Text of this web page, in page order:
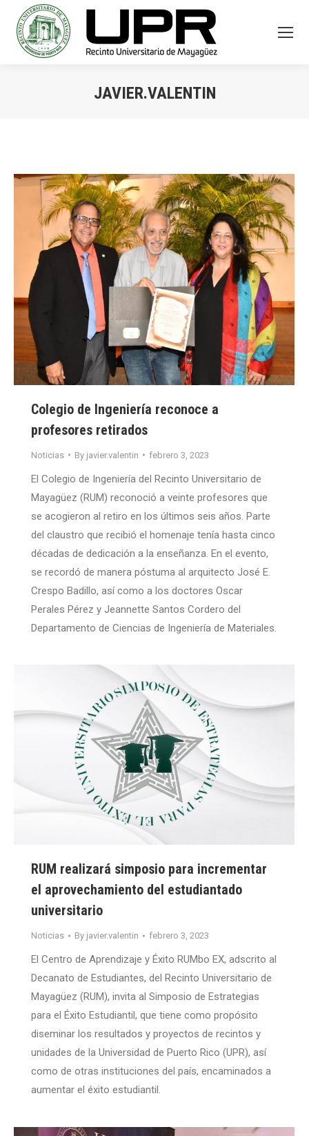
JAVIER.VALENTIN
Colegio de Ingeniería reconoce a
profesores retirados
Noticias By javier.valentin febrero 3, 2023
El Colegio de Ingeniería del Recinto Universitario de
Mayagüez (RUM) reconoció a veinte profesores que
se acogieron al retiro en los últimos seis años. Parte
del claustro que recibió el homenaje tenía hasta cinco
décadas de dedicación a la enseñanza. En el evento,
se recordó de manera póstuma al arquitecto José E.
Crespo Badillo, así como a los doctores Oscar
Perales Pérez y Jeannette Santos Cordero del
Departamento de Ciencias de Ingeniería de Materiales.
RUM realizará simposio para incrementar
el aprovechamiento del estudiantado
universitario
Noticias By javier.valentin febrero 3, 2023
El Centro de Aprendizaje y Éxito RUMbo EX, adscrito al
Decanato de Estudiantes, del Recinto Universitario de
Mayagüez (RUM), invita al Simposio de Estrategias
para el Éxito Estudiantil, que tiene como propósito
diseminar los resultados y proyectos de recintos y
unidades de la Universidad de Puerto Rico (UPR), así
como de otras instituciones del país, encaminados a
aumentar el éxito estudiantil.